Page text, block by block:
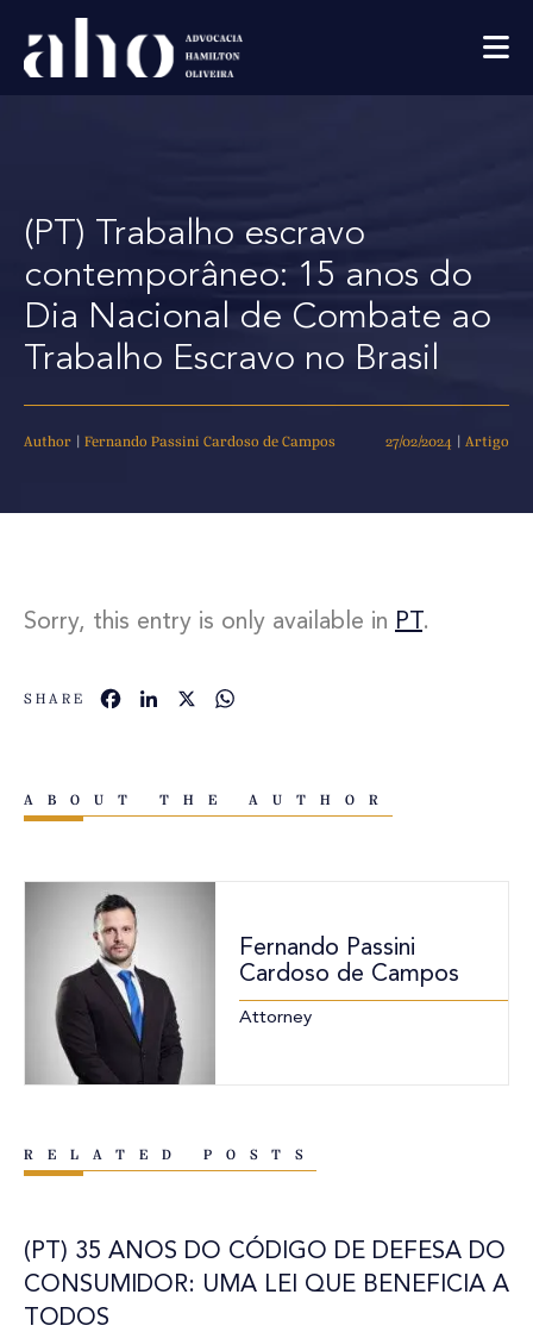
(PT) Trabalho escravo
contemporâneo: 15 anos do
Dia Nacional de Combate ao
Trabalho Escravo no Brasil
Author | Fernando Passini Cardoso de Campos 27/02/2024 | Artigo
Sorry, this entry is only available in PT .
SHARE FacebookLinkedIn
ABOUT THE AUTHOR
Fernando Passini
Cardoso de Campos
Attorney
RELATED POSTS
(PT) 35 ANOS DO CÓDIGO DE DEFESA DO
CONSUMIDOR: UMA LEI QUE BENEFICIA A
TODOS